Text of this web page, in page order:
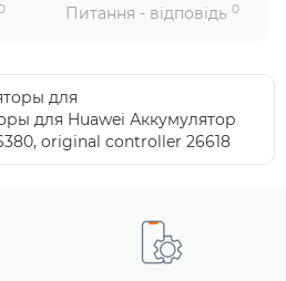
Питання - відповідь 0
для
для Huawei Аккумулятор
original controller 26618